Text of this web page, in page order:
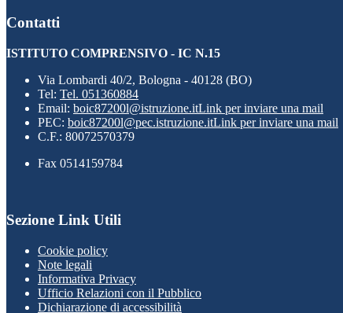
Contatti
ISTITUTO COMPRENSIVO - IC N.15
Via Lombardi 40/2, Bologna - 40128 (BO)
Tel: Tel. 051360884
Email: boic87200l@istruzione.itLink per inviare una mail
PEC: boic87200l@pec.istruzione.itLink per inviare una mail
C.F.: 80072570379
Fax 0514159784
Sezione Link Utili
Cookie policy
Note legali
Informativa Privacy
Ufficio Relazioni con il Pubblico
Dichiarazione di accessibilità